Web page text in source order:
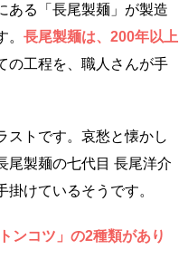
ある「長尾製麺」が製造
長尾製麺は、200年以上
の工程を、職人さんが手
ストです。哀愁と懐かし
尾製麺の七代目 長尾洋介
けているそうです。
ンコツ」の2種類があり